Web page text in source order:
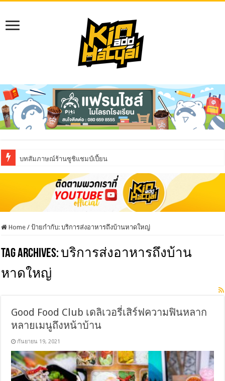
บทสัมภาษณ์ร้านซูชิแชมป์เปี้ยน
Home / ป้ายกำกับ:บริการส่งอาหารถึงบ้านหาดใหญ่
Tag Archives: บริการส่งอาหารถึงบ้าน
หาดใหญ่
Good Food Club เดลิเวอรี่เสิร์ฟความฟินหลาก
หลายเมนูถึงหน้าบ้าน
กันยายน 19, 2021